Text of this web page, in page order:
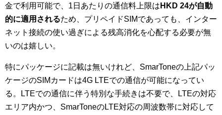
金で利用可能で、1日あたりの通信料上限は HKD 24が自動
的に適用されるため、プリペイドSIMであっても、インター
ネット接続の使い過ぎによる残高消化を心配する必要が無
いのは嬉しい。
特にパッケージに記載は無いけれど、SmarToneの上記パッ
ケージのSIMカードは4G LTEでの通信が可能になってい
る。LTEでの通信に伴う特別な手続きは不要で、LTEの対応
エリア内かつ、SmarToneのLTE対応の周波数帯に対応して